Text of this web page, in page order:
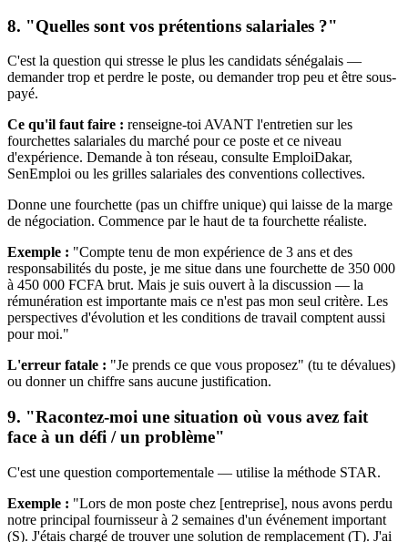
8. "Quelles sont vos prétentions salariales ?"
C'est la question qui stresse le plus les candidats sénégalais —
demander trop et perdre le poste, ou demander trop peu et être sous-
payé.
Ce qu'il faut faire : renseigne-toi AVANT l'entretien sur les
fourchettes salariales du marché pour ce poste et ce niveau
d'expérience. Demande à ton réseau, consulte EmploiDakar,
SenEmploi ou les grilles salariales des conventions collectives.
Donne une fourchette (pas un chiffre unique) qui laisse de la marge
de négociation. Commence par le haut de ta fourchette réaliste.
Exemple : "Compte tenu de mon expérience de 3 ans et des
responsabilités du poste, je me situe dans une fourchette de 350 000
à 450 000 FCFA brut. Mais je suis ouvert à la discussion — la
rémunération est importante mais ce n'est pas mon seul critère. Les
perspectives d'évolution et les conditions de travail comptent aussi
pour moi."
L'erreur fatale : "Je prends ce que vous proposez" (tu te dévalues)
ou donner un chiffre sans aucune justification.
9. "Racontez-moi une situation où vous avez fait
face à un défi / un problème"
C'est une question comportementale — utilise la méthode STAR.
Exemple : "Lors de mon poste chez [entreprise], nous avons perdu
notre principal fournisseur à 2 semaines d'un événement important
(S). J'étais chargé de trouver une solution de remplacement (T). J'ai